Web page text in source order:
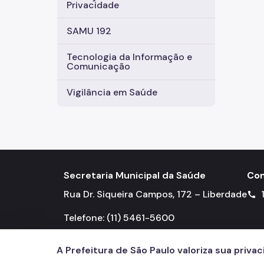
Privacidade
SAMU 192
Tecnologia da Informação e
Comunicação
Vigilância em Saúde
Secretaria Municipal da Saúde
Rua Dr. Siqueira Campos, 172 – Liberdade
Telefone: (11) 5461-5600
call
A Prefeitura de São Paulo valoriza sua